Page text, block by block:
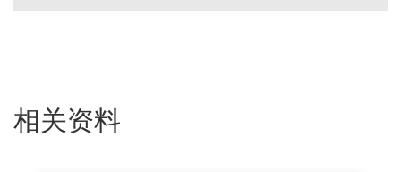
相关资料